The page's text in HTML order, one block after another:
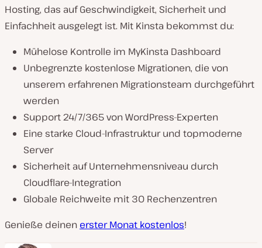
Hosting, das auf Geschwindigkeit, Sicherheit und
Einfachheit ausgelegt ist. Mit Kinsta bekommst du:
Mühelose Kontrolle im MyKinsta Dashboard
Unbegrenzte kostenlose Migrationen, die von
unserem erfahrenen Migrationsteam durchgeführt
werden
Support 24/7/365 von WordPress-Experten
Eine starke Cloud-Infrastruktur und topmoderne
Server
Sicherheit auf Unternehmensniveau durch
Cloudflare-Integration
Globale Reichweite mit 30 Rechenzentren
Genieße deinen erster Monat kostenlos!